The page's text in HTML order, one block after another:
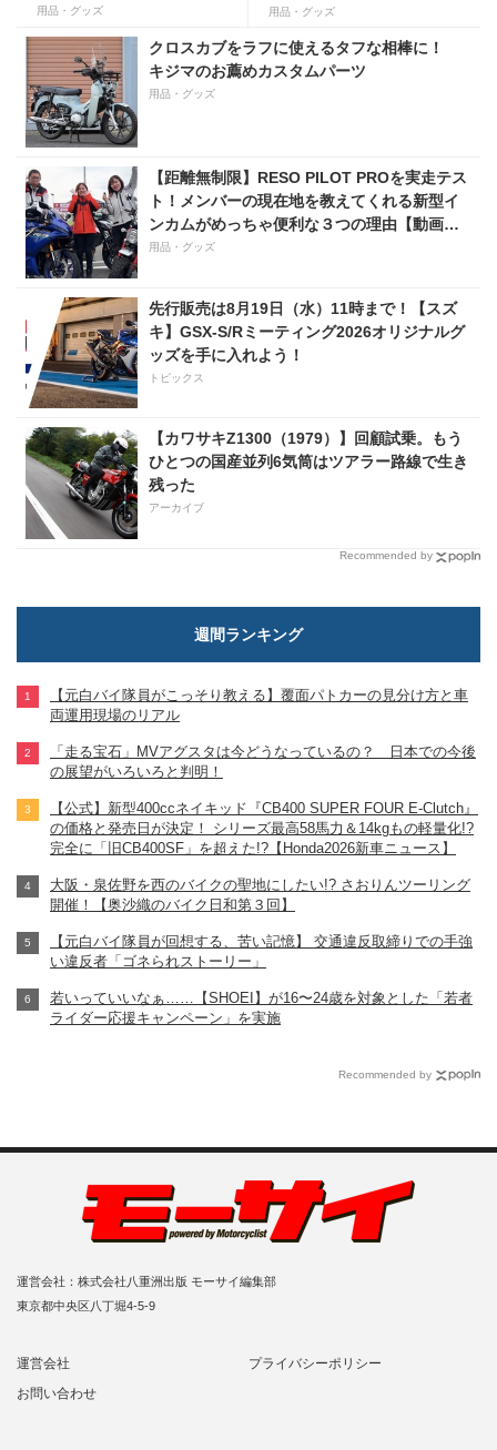
特別付録は「KUSHITANIコラ
ボネックチューブ」
用品・グッズ
日（木）発売！ 巻頭特集は
書」
用品・グッズ
クロスカブをラフに使えるタフな相棒に！
キジマのお薦めカスタムパーツ
用品・グッズ
【距離無制限】RESO PILOT PROを実走テス
ト！メンバーの現在地を教えてくれる新型イ
ンカムがめっちゃ便利な３つの理由【動画付
き】
用品・グッズ
先行販売は8月19日（水）11時まで！【スズ
キ】GSX-S/Rミーティング2026オリジナルグ
ッズを手に入れよう！
トピックス
【カワサキZ1300（1979）】回顧試乗。もう
ひとつの国産並列6気筒はツアラー路線で生き
残った
アーカイブ
Recommended by
週間ランキング
【元白バイ隊員がこっそり教える】覆面パトカーの見分け方と車
両運用現場のリアル
「走る宝石」MVアグスタは今どうなっているの？ 日本での今後
の展望がいろいろと判明！
【公式】新型400ccネイキッド『CB400 SUPER FOUR E-Clutch』
の価格と発売日が決定！ シリーズ最高58馬力＆14kgもの軽量化!?
完全に「旧CB400SF」を超えた!?【Honda2026新車ニュース】
大阪・泉佐野を西のバイクの聖地にしたい!? さおりんツーリング
開催！【奥沙織のバイク日和第３回】
【元白バイ隊員が回想する、苦い記憶】 交通違反取締りでの手強
い違反者「ゴネられストーリー」
若いっていいなぁ……【SHOEI】が16〜24歳を対象とした「若者
ライダー応援キャンペーン」を実施
Recommended by
運営会社：株式会社八重洲出版 モーサイ編集部
東京都中央区八丁堀4-5-9
運営会社
プライバシーポリシー
お問い合わせ